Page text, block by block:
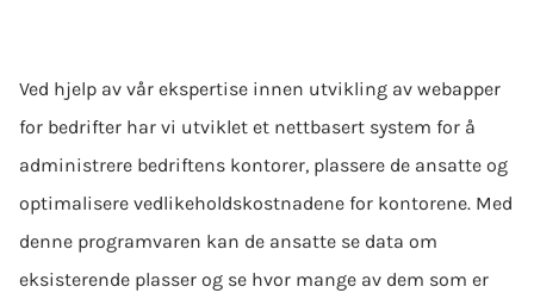
Ved hjelp av vår ekspertise innen utvikling av webapper
for bedrifter har vi utviklet et nettbasert system for å
administrere bedriftens kontorer, plassere de ansatte og
optimalisere vedlikeholdskostnadene for kontorene. Med
denne programvaren kan de ansatte se data om
eksisterende plasser og se hvor mange av dem som er